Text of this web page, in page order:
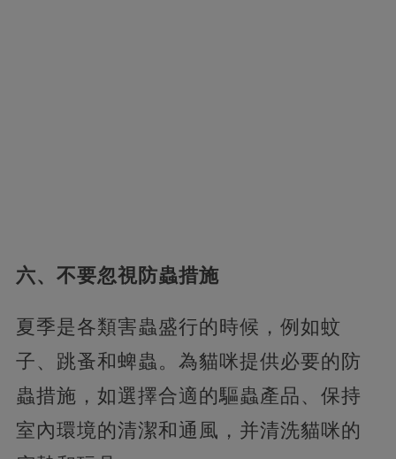
六、不要忽視防蟲措施
夏季是各類害蟲盛行的時候，例如蚊
子、跳蚤和蜱蟲。為貓咪提供必要的防
蟲措施，如選擇合適的驅蟲產品、保持
室內環境的清潔和通風，并清洗貓咪的